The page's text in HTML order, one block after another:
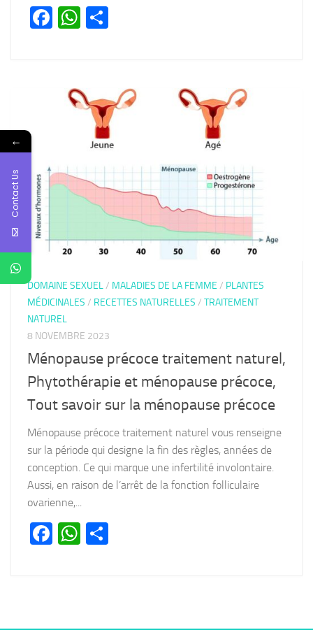
Facebook
WhatsApp
DOMAINE SEXUEL/ MALADIES DE LA FEMME / PLANTES
MÉDICINALES / RECETTES NATURELLES / TRAITEMENT
NATUREL
8 NOVEMBRE 2023
Ménopause précoce traitement naturel,
Phytothérapie et ménopause précoce,
Tout savoir sur la ménopause précoce
Ménopause précoce traitement naturel vous renseigne
sur la période qui designe la fin des règles, années de
conception. Ce qui marque une infertilité involontaire.
Aussi, en raison de l’arrêt de la fonction folliculaire
ovarienne,...
Facebook
WhatsApp
←
Contact Us